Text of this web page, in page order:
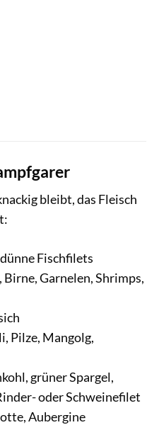
bleibt, das Fleisch
Fischfilets
Birne, Garnelen, Shrimps,
Pilze, Mangolg,
grüner Spargel,
oder Schweinefilet
Aubergine